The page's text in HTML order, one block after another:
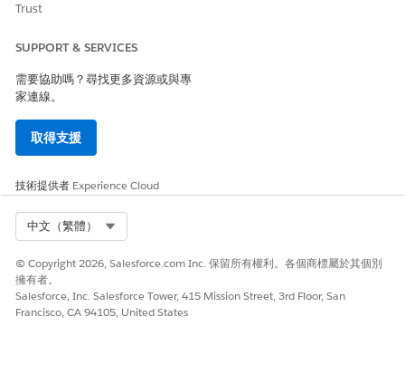
檢閱「比率管理」元件及其使用狀況的預設限制。若要修改設定
Trust
SUPPORT & SERVICES
需要協助嗎？尋找更多資源或與專
家連線。
取得支援
技術提供者 Experience Cloud
中文（繁體）
© Copyright 2026, Salesforce.com Inc. 保留所有權利。各個商標屬於其個別
擁有者。
Salesforce, Inc. Salesforce Tower, 415 Mission Street, 3rd Floor, San
Francisco, CA 94105, United States